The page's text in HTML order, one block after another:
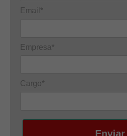
Email*
Empresa*
Cargo*
Enviar